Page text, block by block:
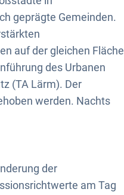
geprägte Gemeinden.
auf der gleichen Fläche
des Urbanen
(TA Lärm). Der
werden. Nachts
der
am Tag